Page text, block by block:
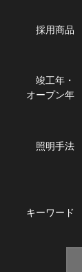
採用商品
竣工年・
オープン年
照明手法
キーワード